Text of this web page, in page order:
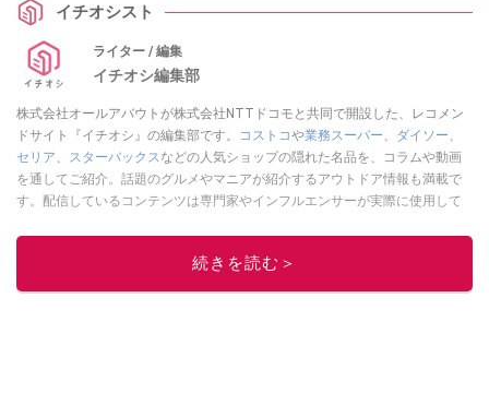
イチオシスト
ライター / 編集
イチオシ編集部
株式会社オールアバウトが株式会社NTTドコモと共同で開設した、レコメン
ドサイト『イチオシ』の編集部です。
コストコや業務スーパー、 ダイソー、
セリア、 スターバックスなどの人気ショップの隠れた名品を、コラムや動画
を通してご紹介。話題のグルメやマニアが紹介するアウトドア情報も満載で
す。配信しているコンテンツは専門家やインフルエンサーが実際に使用して
ニュースでフォロー
続きを読む＞